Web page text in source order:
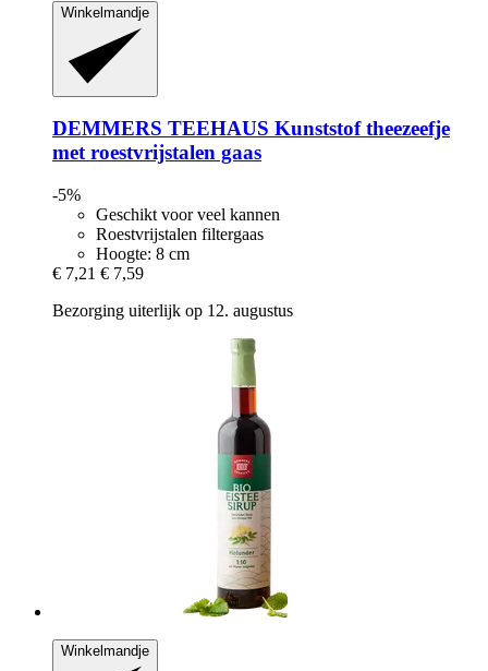
Winkelmandje
DEMMERS TEEHAUS Kunststof theezeefje
met roestvrijstalen gaas
-5%
Geschikt voor veel kannen
Roestvrijstalen filtergaas
Hoogte: 8 cm
€ 7,21 € 7,59
Bezorging uiterlijk op 12. augustus
Winkelmandje